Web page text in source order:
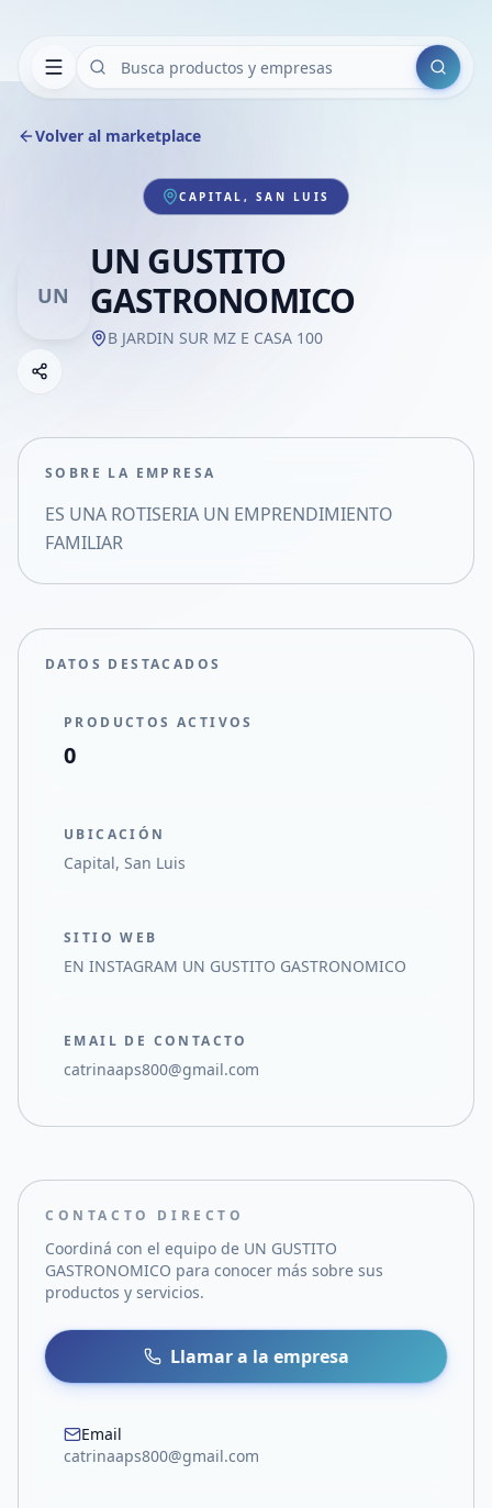
Buscar
Volver al marketplace
CAPITAL, SAN LUIS
UN
UN GUSTITO
GASTRONOMICO
B JARDIN SUR MZ E CASA 100
Compartir empresa
Compartir en X
SOBRE LA EMPRESA
ES UNA ROTISERIA UN EMPRENDIMIENTO
FAMILIAR
DATOS DESTACADOS
PRODUCTOS ACTIVOS
0
UBICACIÓN
Capital, San Luis
SITIO WEB
EN INSTAGRAM UN GUSTITO GASTRONOMICO
EMAIL DE CONTACTO
catrinaaps800@gmail.com
CONTACTO DIRECTO
Coordiná con el equipo de UN GUSTITO
GASTRONOMICO para conocer más sobre sus
productos y servicios.
Llamar a la empresa
Email
catrinaaps800@gmail.com